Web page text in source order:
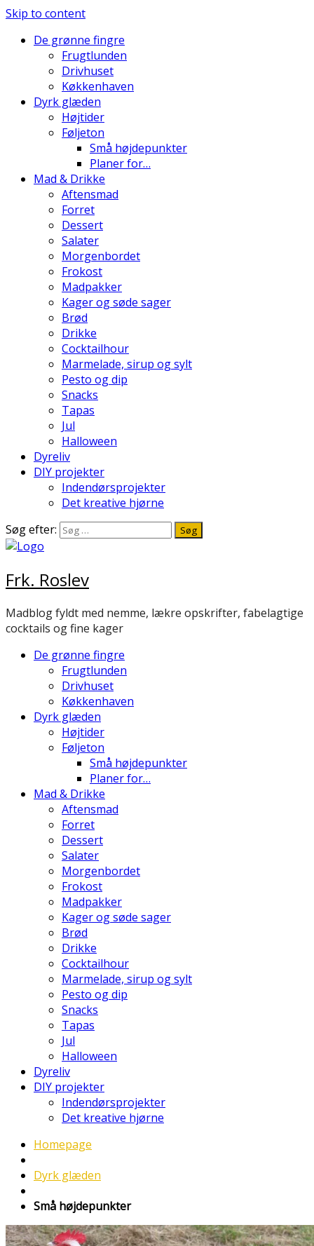
Skip to content
De grønne fingre
Frugtlunden
Drivhuset
Køkkenhaven
Dyrk glæden
Højtider
Føljeton
Små højdepunkter
Planer for…
Mad & Drikke
Aftensmad
Forret
Dessert
Salater
Morgenbordet
Frokost
Madpakker
Kager og søde sager
Brød
Drikke
Cocktailhour
Marmelade, sirup og sylt
Pesto og dip
Snacks
Tapas
Jul
Halloween
Dyreliv
DIY projekter
Indendørsprojekter
Det kreative hjørne
Søg efter:
Frk. Roslev
Madblog fyldt med nemme, lækre opskrifter, fabelagtige
cocktails og fine kager
De grønne fingre
Frugtlunden
Drivhuset
Køkkenhaven
Dyrk glæden
Højtider
Føljeton
Små højdepunkter
Planer for…
Mad & Drikke
Aftensmad
Forret
Dessert
Salater
Morgenbordet
Frokost
Madpakker
Kager og søde sager
Brød
Drikke
Cocktailhour
Marmelade, sirup og sylt
Pesto og dip
Snacks
Tapas
Jul
Halloween
Dyreliv
DIY projekter
Indendørsprojekter
Det kreative hjørne
Homepage
Dyrk glæden
Små højdepunkter